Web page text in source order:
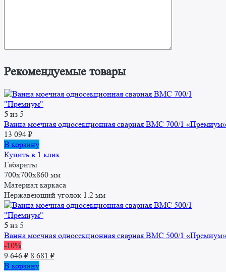
Рекомендуемые товары
5 из 5
Ванна моечная односекционная сварная ВМС 700/1 «Премиум»
13 094 ₽
В корзину
Купить в 1 клик
Габариты
700x700x860 мм
Материал каркаса
Нержавеющий уголок 1.2 мм
5 из 5
Ванна моечная односекционная сварная ВМC 500/1 «Премиум»
-10%
9 646₽ Первоначальная
цена
8 681 ₽Текущая
В корзину